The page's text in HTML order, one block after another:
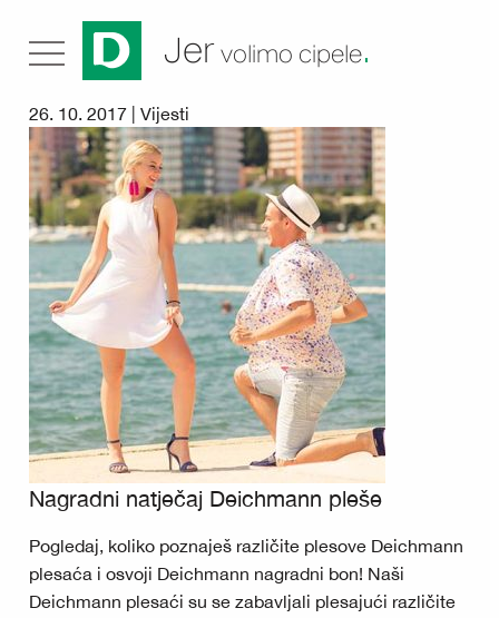
Jer volimo cipele.
26. 10. 2017 | Vijesti
Nagradni natječaj Deichmann pleše
Pogledaj, koliko poznaješ različite plesove Deichmann
plesaća i osvoji Deichmann nagradni bon! Naši
Deichmann plesaći su se zabavljali plesajući različite